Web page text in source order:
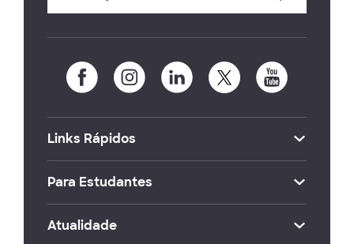
Links Rápidos
Para Estudantes
Atualidade